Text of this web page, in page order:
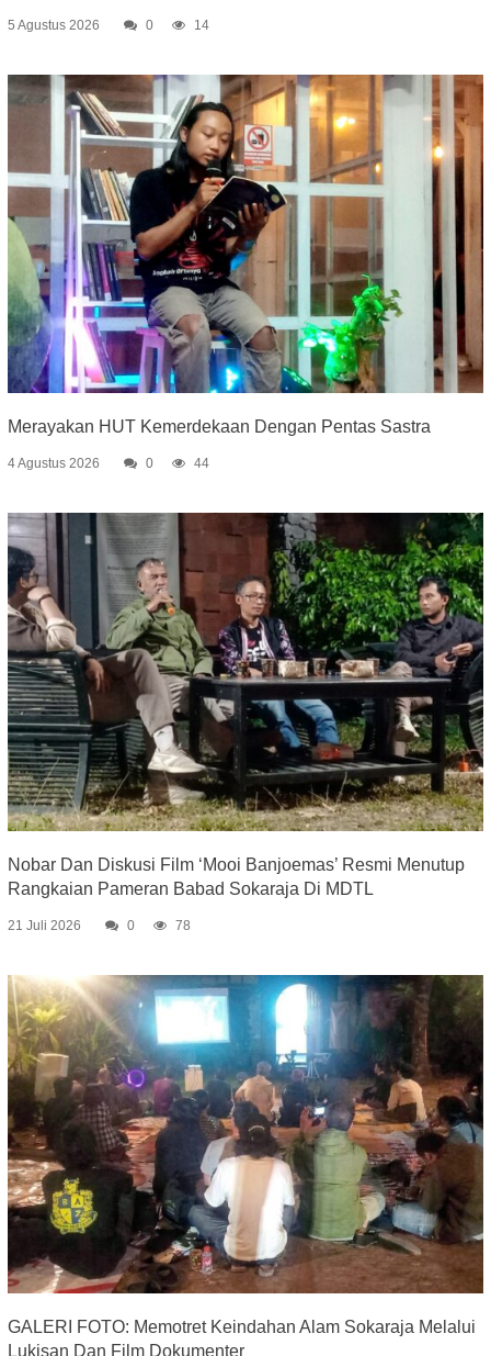
5 Agustus 2026 0 14
Merayakan HUT Kemerdekaan Dengan Pentas Sastra
4 Agustus 2026 0 44
Nobar Dan Diskusi Film ‘Mooi Banjoemas’ Resmi Menutup
Rangkaian Pameran Babad Sokaraja Di MDTL
21 Juli 2026 0 78
GALERI FOTO: Memotret Keindahan Alam Sokaraja Melalui
Lukisan Dan Film Dokumenter